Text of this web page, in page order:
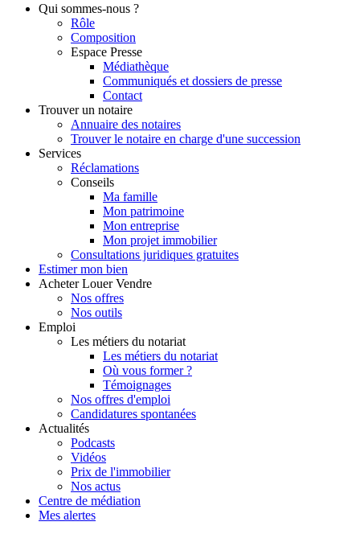
Qui sommes-nous ?
Rôle
Composition
Espace Presse
Médiathèque
Communiqués et dossiers de presse
Contact
Trouver un notaire
Annuaire des notaires
Trouver le notaire en charge d'une succession
Services
Réclamations
Conseils
Ma famille
Mon patrimoine
Mon entreprise
Mon projet immobilier
Consultations juridiques gratuites
Estimer mon bien
Acheter Louer Vendre
Nos offres
Nos outils
Emploi
Les métiers du notariat
Les métiers du notariat
Où vous former ?
Témoignages
Nos offres d'emploi
Candidatures spontanées
Actualités
Podcasts
Vidéos
Prix de l'immobilier
Nos actus
Centre de médiation
Mes alertes